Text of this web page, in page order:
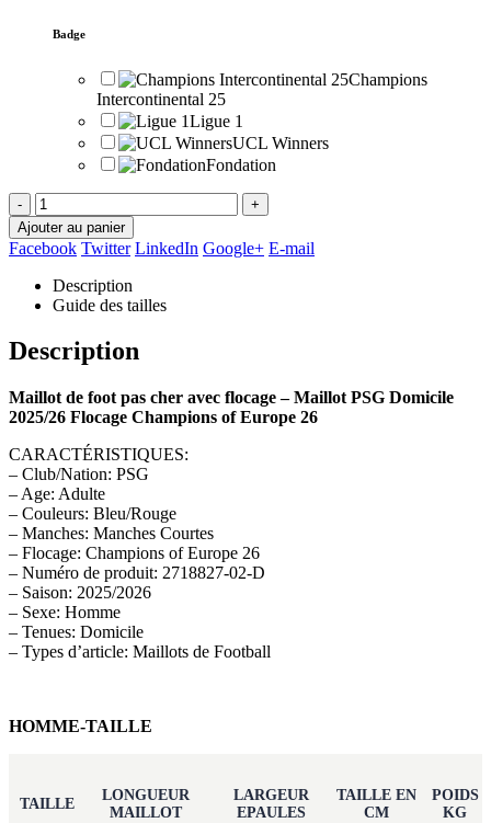
Badge
Champions
Intercontinental 25
Ligue 1
UCL Winners
Fondation
-
+
Ajouter au panier
Facebook Twitter LinkedIn Google+ E-mail
Description
Guide des tailles
Description
Maillot de foot pas cher avec flocage – Maillot PSG Domicile
2025/26 Flocage Champions of Europe 26
CARACTÉRISTIQUES:
– Club/Nation: PSG
– Age: Adulte
– Couleurs: Bleu/Rouge
– Manches: Manches Courtes
– Flocage: Champions of Europe 26
– Numéro de produit: 2718827-02-D
– Saison: 2025/2026
– Sexe: Homme
– Tenues: Domicile
– Types d’article: Maillots de Football
HOMME-TAILLE
TAILLE
LONGUEUR
MAILLOT
LARGEUR
EPAULES
TAILLE EN
CM
POIDS
KG